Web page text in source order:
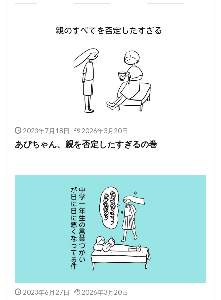
2023年7月18日 2026年3月20日
あぴちゃん、親を否定したすぎるの巻
2023年6月27日 2026年3月20日